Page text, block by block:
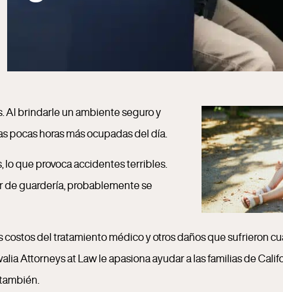
Al brindarle un ambiente seguro y
pocas horas más ocupadas del día.
lo que provoca accidentes terribles.
de guardería, probablemente se
del tratamiento médico y otros daños que sufrieron
Attorneys at Law le apasiona ayudar a las familias de